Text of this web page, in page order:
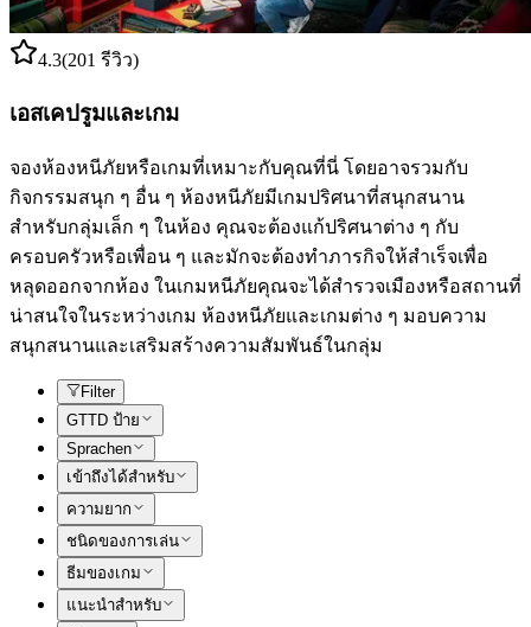
4.3(201 รีวิว)
เอสเคปรูมและเกม
จองห้องหนีภัยหรือเกมที่เหมาะกับคุณที่นี่ โดยอาจรวมกับ
กิจกรรมสนุก ๆ อื่น ๆ ห้องหนีภัยมีเกมปริศนาที่สนุกสนาน
สำหรับกลุ่มเล็ก ๆ ในห้อง คุณจะต้องแก้ปริศนาต่าง ๆ กับ
ครอบครัวหรือเพื่อน ๆ และมักจะต้องทำภารกิจให้สำเร็จเพื่อ
หลุดออกจากห้อง ในเกมหนีภัยคุณจะได้สำรวจเมืองหรือสถานที่
น่าสนใจในระหว่างเกม ห้องหนีภัยและเกมต่าง ๆ มอบความ
สนุกสนานและเสริมสร้างความสัมพันธ์ในกลุ่ม
Filter
GTTD ป้าย
Sprachen
เข้าถึงได้สำหรับ
ความยาก
ชนิดของการเล่น
ธีมของเกม
แนะนำสำหรับ